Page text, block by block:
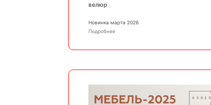
велюр
Новинка марта 2026
Подробнее